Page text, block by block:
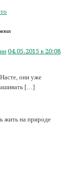
04.05.2015 в 20:08
они уже
[…]
жить на природе